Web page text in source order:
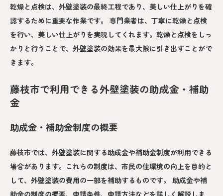
乾燥と点検は、外壁塗装の最終工程であり、美しい仕上がりを確
認するために重要な作業です。 専門業者は、丁寧に乾燥と点検
を行い、美しい仕上がりを実現してくれます。乾燥と点検をしっ
かりと行うことで、外壁塗装の効果を最大限に引き出すことがで
きます。
藤枝市で利用できる外壁塗装の助成金・補助
金
助成金・補助金制度の概要
藤枝市では、外壁塗装に関する助成金や補助金制度が利用できる
場合があります。これらの制度は、市民の住環境の向上を目的と
して、外壁塗装の費用の一部を補助するものです。 助成金や補